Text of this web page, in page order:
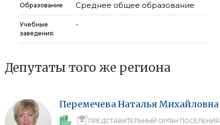
Образование Среднее общее образование
Учебные
заведения:
-
Депутаты того же региона
ПеремечеваНатальяМихайловна
ПРЕДСТАВИТЕЛЬНЫЙ ОРГАН ПОСЕЛЕНИЯ